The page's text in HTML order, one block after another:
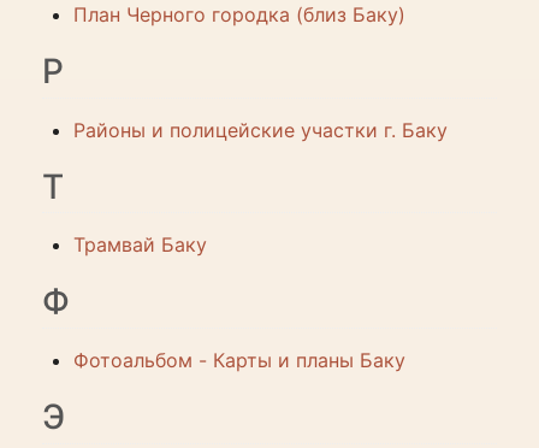
План Черного городка (близ Баку)
Р
Районы и полицейские участки г. Баку
Т
Трамвай Баку
Ф
Фотоальбом - Карты и планы Баку
Э